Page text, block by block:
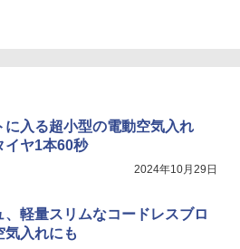
に入る超小型の電動空気入れ
イヤ1本60秒
2024年10月29日
、軽量スリムなコードレスブロ
入れにも